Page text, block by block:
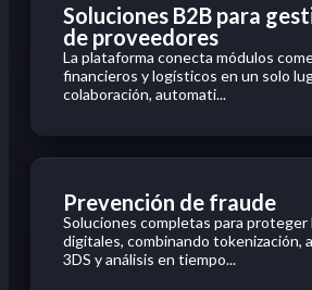
Soluciones B2B para
de proveedores
La plataforma conecta módulos
financieros y logísticos en un solo
colaboración, automati...
Prevención de fraude
Soluciones completas para proteger
digitales, combinando tokenización,
3DS y análisis en tiempo...